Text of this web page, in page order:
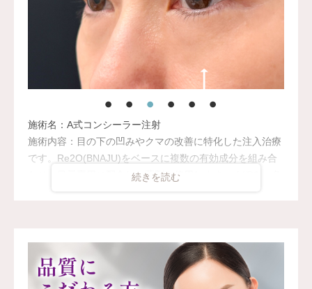
施術名：A式コンシーラー注射
施術内容：目の下の凹みやクマの改善に特化した注入治療
です。Re2O(BNAJU)をベースに複数の有効成分を組み合
わせ、目元専用に配合した薬剤を使用します。くぼみ・色
す。内出血が出た場合は、1〜2週間程度で自然に落ち着い
ていきます。稀にしこりや硬さが生じる場合があります
が、ほとんどの場合時間の経過とともに軽快していきま